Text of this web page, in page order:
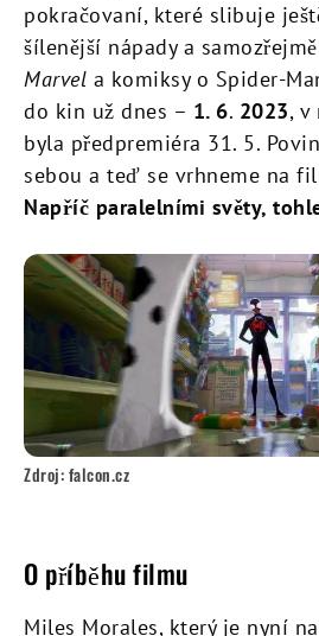
pokračovaní, které slibuje
šílenější nápady a
Marvel a komiksy o Spider-
do kin už dnes – 1. 6. 2023, v
byla předpremiéra 31. 5.
sebou a teď se vrhneme na
Napříč paralelními světy,
Zdroj: falcon.cz
O příběhu filmu
Miles Morales, který je nyní